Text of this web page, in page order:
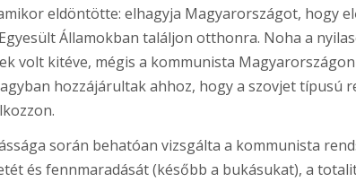
eldöntötte: elhagyja Magyarországot, hogy
Államokban találjon otthonra. Noha a
volt kitéve, mégis a kommunista
hozzájárultak ahhoz, hogy a szovjet típusú
során behatóan vizsgálta a kommunista
és fennmaradását (később a bukásukat), a